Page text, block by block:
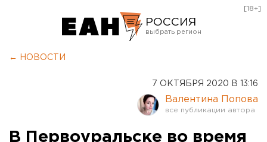
РОССИЯ
Курган
Оренбург
[18+]
← НОВОСТИ
7 ОКТЯБРЯ 2020 В 13:16
Валентина Попова
В Первоуральске во время